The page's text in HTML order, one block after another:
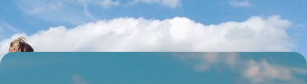
9 jours, de CHF 2000 à CHF 3000
Vilnius, Riga et Tallinn - L’âme des capitales baltes